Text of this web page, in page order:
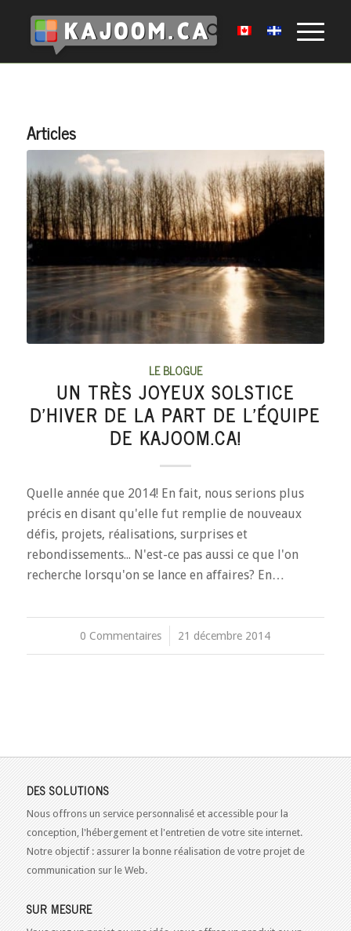
Articles
LE BLOGUE
UN TRÈS JOYEUX SOLSTICE
D’HIVER DE LA PART DE L’ÉQUIPE
DE KAJOOM.CA!
Quelle année que 2014! En fait, nous serions plus
précis en disant qu'elle fut remplie de nouveaux
défis, projets, réalisations, surprises et
rebondissements... N'est-ce pas aussi ce que l'on
recherche lorsqu'on se lance en affaires? En…
0 Commentaires
/ 21 décembre 2014
DES SOLUTIONS
Nous offrons un service personnalisé et accessible pour la
conception, l'hébergement et l'entretien de votre site internet.
Notre objectif : assurer la bonne réalisation de votre projet de
communication sur le Web.
SUR MESURE